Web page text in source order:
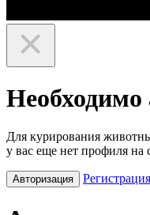
Необходимо
Для курирования
у вас еще нет профиля на
Авторизация Регистрация